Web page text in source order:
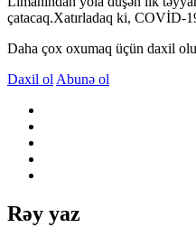
çatacaq.Xatırladaq ki, COVİD-
Daha çox oxumaq üçün daxil
Daxil ol Abunə ol
Rəy yaz